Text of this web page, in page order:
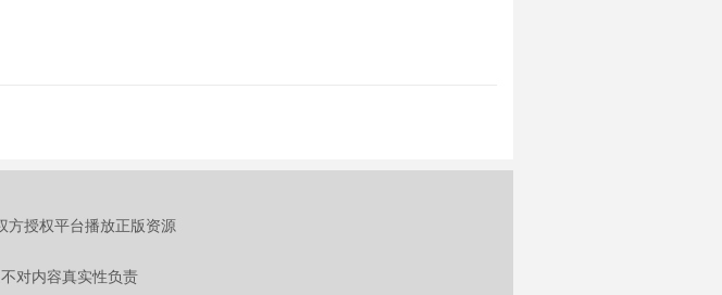
方授权平台播放正版资源
对内容真实性负责